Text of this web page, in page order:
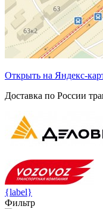
Открыть на Яндекс-
Доставка по России
{label}
Фильтр